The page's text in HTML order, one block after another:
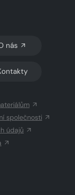
TMAVÝ REŽIM
nás
společnosti
údajů